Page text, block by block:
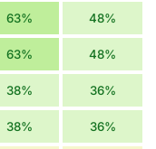
63% 48%
63% 48%
38% 36%
38% 36%